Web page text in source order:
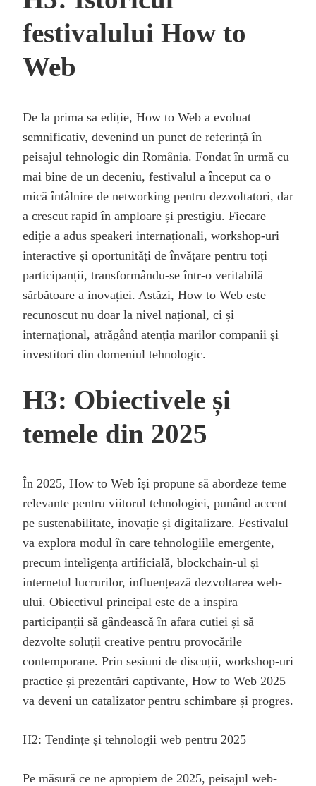
festivalului How to
Web
De la prima sa ediție, How to Web a evoluat
semnificativ, devenind un punct de referință în
peisajul tehnologic din România. Fondat în urmă cu
mai bine de un deceniu, festivalul a început ca o
mică întâlnire de networking pentru dezvoltatori, dar
a crescut rapid în amploare și prestigiu. Fiecare
ediție a adus speakeri internaționali, workshop-uri
interactive și oportunități de învățare pentru toți
participanții, transformându-se într-o veritabilă
sărbătoare a inovației. Astăzi, How to Web este
recunoscut nu doar la nivel național, ci și
internațional, atrăgând atenția marilor companii și
investitori din domeniul tehnologic.
H3: Obiectivele și
temele din 2025
În 2025, How to Web își propune să abordeze teme
relevante pentru viitorul tehnologiei, punând accent
pe sustenabilitate, inovație și digitalizare. Festivalul
va explora modul în care tehnologiile emergente,
precum inteligența artificială, blockchain-ul și
internetul lucrurilor, influențează dezvoltarea web-
ului. Obiectivul principal este de a inspira
participanții să gândească în afara cutiei și să
dezvolte soluții creative pentru provocările
contemporane. Prin sesiuni de discuții, workshop-uri
practice și prezentări captivante, How to Web 2025
va deveni un catalizator pentru schimbare și progres.
H2: Tendințe și tehnologii web pentru 2025
Pe măsură ce ne apropiem de 2025, peisajul web-